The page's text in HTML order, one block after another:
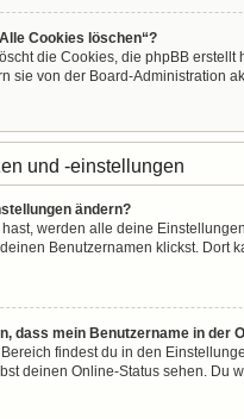
Cookies löschen“?
die Cookies, die phpBB
sie von der Board-Administration
und -einstellungen
ändern?
werden alle deine
Benutzernamen klickst. Dort
dass mein Benutzername in der
findest du in den
deinen Online-Status sehen. Du